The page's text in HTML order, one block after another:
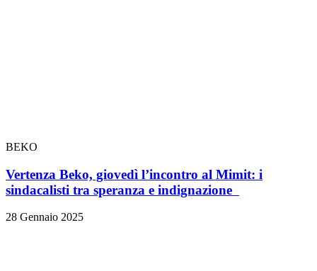
BEKO
Vertenza Beko, giovedì l’incontro al Mimit: i
sindacalisti tra speranza e indignazione
28 Gennaio 2025